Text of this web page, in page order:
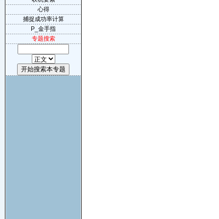
心得
捕捉成功率计算
P_金手指
专题搜索